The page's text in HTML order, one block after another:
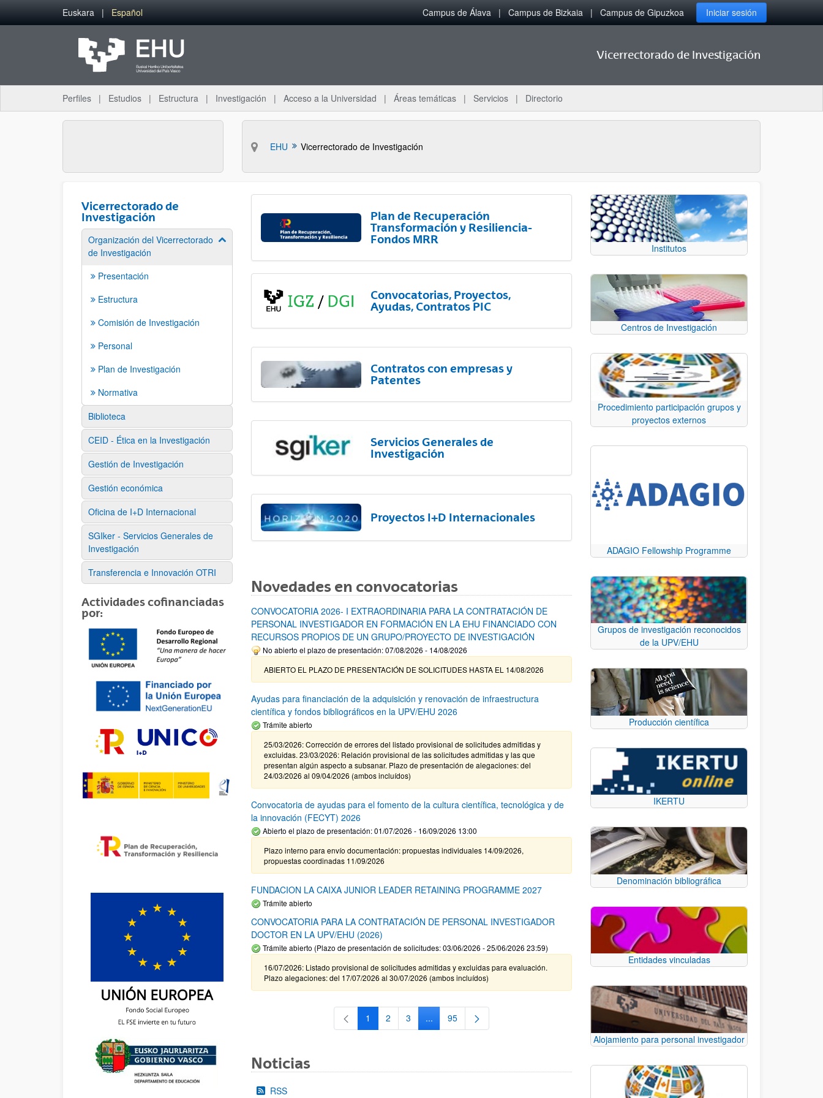
Saltar al contenido principal
Euskara Español Campus de Álava Campus de Bizkaia Campus de Gipuzkoa Iniciar sesión
Vicerrectorado de Investigación
Perfiles Estudios Estructura Investigación Acceso a la Universidad Áreas temáticas Servicios Directorio
EHU Vicerrectorado de Investigación
Vicerrectorado de
Investigación
Organización del Vicerrectorado
de Investigación
Mostrar/ocultar subpáginas
Presentación
Estructura
Comisión de Investigación
Personal
Plan de Investigación
Normativa
Biblioteca
CEID - Ética en la Investigación
Gestión de Investigación
Gestión económica
Oficina de I+D Internacional
SGIker - Servicios Generales de
Investigación
Transferencia e Innovación OTRI
Actividades cofinanciadas
por:
Plan de Recuperación
Transformación y Resiliencia-
Fondos MRR
Convocatorias, Proyectos,
Ayudas, Contratos PIC
Contratos con empresas y
Patentes
Servicios Generales de
Investigación
Proyectos I+D Internacionales
Novedades en convocatorias
CONVOCATORIA 2026- I EXTRAORDINARIA PARA LA CONTRATACIÓN DE
PERSONAL INVESTIGADOR EN FORMACIÓN EN LA EHU FINANCIADO CON
RECURSOS PROPIOS DE UN GRUPO/PROYECTO DE INVESTIGACIÓN
No abierto el plazo de presentación: 07/08/2026 - 14/08/2026
ABIERTO EL PLAZO DE PRESENTACIÓN DE SOLICITUDES HASTA EL 14/08/2026
Ayudas para financiación de la adquisición y renovación de infraestructura
científica y fondos bibliográficos en la UPV/EHU 2026
Trámite abierto
25/03/2026: Corrección de errores del listado provisional de solicitudes admitidas y
excluidas. 23/03/2026: Relación provisional de las solicitudes admitidas y las que
presentan algún aspecto a subsanar. Plazo de presentación de alegaciones: del
24/03/2026 al 09/04/2026 (ambos incluídos)
Convocatoria de ayudas para el fomento de la cultura científica, tecnológica y de
la innovación (FECYT) 2026
Abierto el plazo de presentación: 01/07/2026 - 16/09/2026 13:00
Plazo interno para envío documentación: propuestas individuales 14/09/2026,
propuestas coordinadas 11/09/2026
FUNDACION LA CAIXA JUNIOR LEADER RETAINING PROGRAMME 2027
Trámite abierto
CONVOCATORIA PARA LA CONTRATACIÓN DE PERSONAL INVESTIGADOR
DOCTOR EN LA UPV/EHU (2026)
Trámite abierto (Plazo de presentación de solicitudes: 03/06/2026 - 25/06/2026 23:59)
16/07/2026: Listado provisional de solicitudes admitidas y excluidas para evaluación.
Plazo alegaciones: del 17/07/2026 al 30/07/2026 (ambos incluídos)
Página
1 Página
2 Página
3 ...Páginas intermedias Use TAB para desplazarse.
Página
95
Noticias
RSS
Institutos
Centros de Investigación
Procedimiento participación grupos y
proyectos externos
ADAGIO Fellowship Programme
Grupos de investigación reconocidos
de la UPV/EHU
Producción científica
IKERTU
Denominación bibliográfica
Entidades vinculadas
Alojamiento para personal investigador